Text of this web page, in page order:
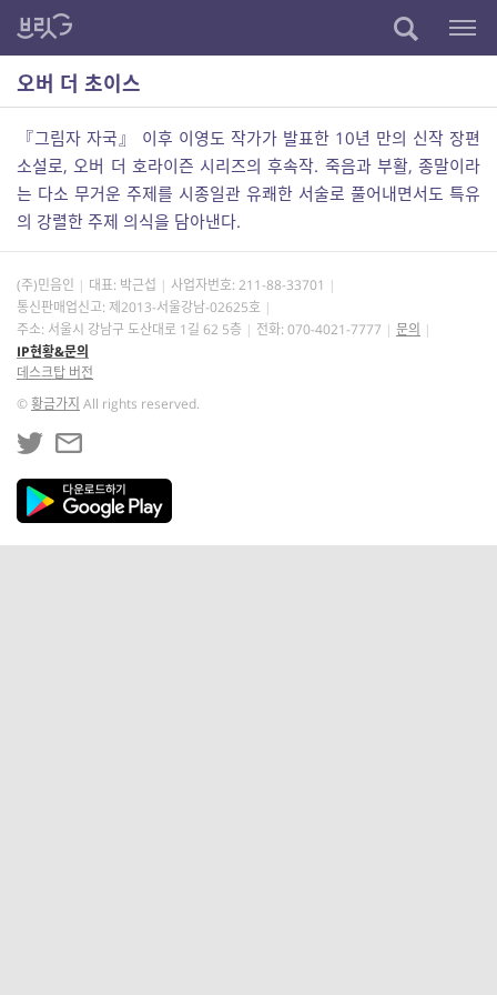
오버 더 초이스
『그림자 자국』 이후 이영도 작가가 발표한 10년 만의 신작 장편
소설로, 오버 더 호라이즌 시리즈의 후속작. 죽음과 부활, 종말이라
는 다소 무거운 주제를 시종일관 유쾌한 서술로 풀어내면서도 특유
의 강렬한 주제 의식을 담아낸다.
(주)민음인 대표: 박근섭 사업자번호: 211-88-33701
통신판매업신고: 제2013-서울강남-02625호
주소: 서울시 강남구 도산대로 1길 62 5층
전화: 070-4021-7777
문의
IP현황&문의
데스크탑 버전
©황금가지 All rights reserved.